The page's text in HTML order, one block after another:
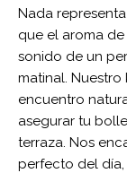
Nada
que el aroma
sonido de un
matinal.
encuentro
asegurar tu
terraza. Nos
perfecto del día,